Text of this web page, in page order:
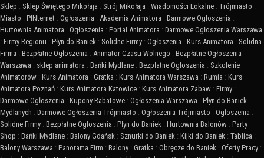
Sklep : Sklep Świętego Mikołaja : Strój Mikołaja : Wiadomości Lokalne : Trójmiasto :
Miasto : PINternet : Ogłoszenia : Akademia Animatora : Darmowe Ogłoszenia :
Hurtownia Animatora : Ogłoszenia : Portal Animatora : Darmowe Ogłoszenia Warszawa
: Firmy Regionu : Płyn do Baniek : Solidne Firmy : Ogłoszenia : Kurs Animatora : Solidna
Firma : Bezpłatne Ogłoszenia : Animator Czasu Wolnego : Bezpłatne Ogłoszenia
Warszawa : sklep animatora : Bańki Mydlane : Bezpłatne Ogłoszenia : Szkolenie
Animatorów : Kurs Animatora : Gratka : Kurs Animatora Warszawa : Rumia : Kurs
Animatora Poznań : Kurs Animatora Katowice : Kurs Animatora Zabaw : Firmy :
Darmowe Ogłoszenia : Kupony Rabatowe : Ogłoszenia Warszawa : Płyn do Baniek
Mydlanych : Darmowe Ogłoszenia Trójmiasto : Ogłoszenia Trójmiasto : Ogłoszenia :
Solidne Firmy : Bezpłatne Ogłoszenia : Płyn do Baniek : Hurtownia Balonów : Party
Shop : Bańki Mydlane : Balony Gdańsk : Sznurki do Baniek : Kijki do Baniek : Tablica :
Balony Warszawa : Panorama Firm : Balony : Gratka : Obręcze do Baniek : Oferty Pracy :